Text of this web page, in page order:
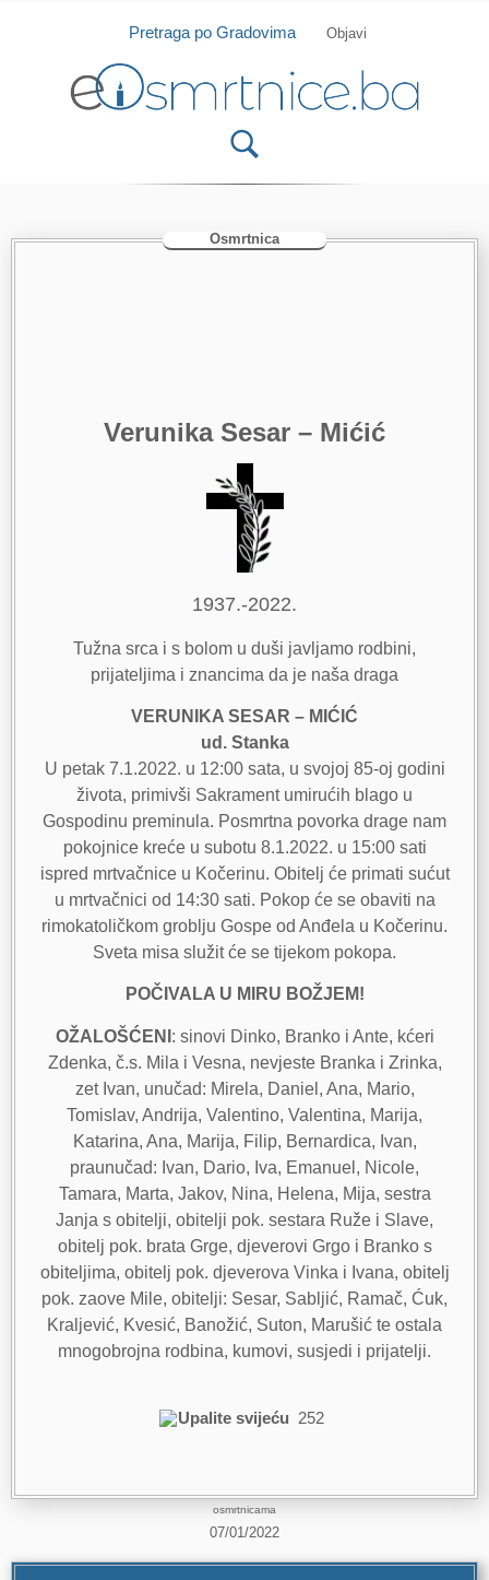
Isprobajte našu Android i IOS aplikaciju
Pretraga po Gradovima Objavi
Osmrtnica
Verunika Sesar – Mićić
1937.-2022.
Tužna srca i s bolom u duši javljamo rodbini,
prijateljima i znancima da je naša draga
VERUNIKA SESAR – MIĆIĆ
ud. Stanka
U petak 7.1.2022. u 12:00 sata, u svojoj 85-oj godini
života, primivši Sakrament umirućih blago u
Gospodinu preminula. Posmrtna povorka drage nam
pokojnice kreće u subotu 8.1.2022. u 15:00 sati
ispred mrtvačnice u Kočerinu. Obitelj će primati sućut
u mrtvačnici od 14:30 sati. Pokop će se obaviti na
rimokatoličkom groblju Gospe od Anđela u Kočerinu.
Sveta misa služit će se tijekom pokopa.
POČIVALA U MIRU BOŽJEM!
OŽALOŠĆENI : sinovi Dinko, Branko i Ante, kćeri
Zdenka, č.s. Mila i Vesna, nevjeste Branka i Zrinka,
zet Ivan, unučad: Mirela, Daniel, Ana, Mario,
Tomislav, Andrija, Valentino, Valentina, Marija,
Katarina, Ana, Marija, Filip, Bernardica, Ivan,
praunučad: Ivan, Dario, Iva, Emanuel, Nicole,
Tamara, Marta, Jakov, Nina, Helena, Mija, sestra
Janja s obitelji, obitelji pok. sestara Ruže i Slave,
obitelj pok. brata Grge, djeverovi Grgo i Branko s
obiteljima, obitelj pok. djeverova Vinka i Ivana, obitelj
pok. zaove Mile, obitelji: Sesar, Sabljić, Ramač, Ćuk,
Kraljević, Kvesić, Banožić, Suton, Marušić te ostala
mnogobrojna rodbina, kumovi, susjedi i prijatelji.
Upalite svijeću 252
osmrtnicama
07/01/2022